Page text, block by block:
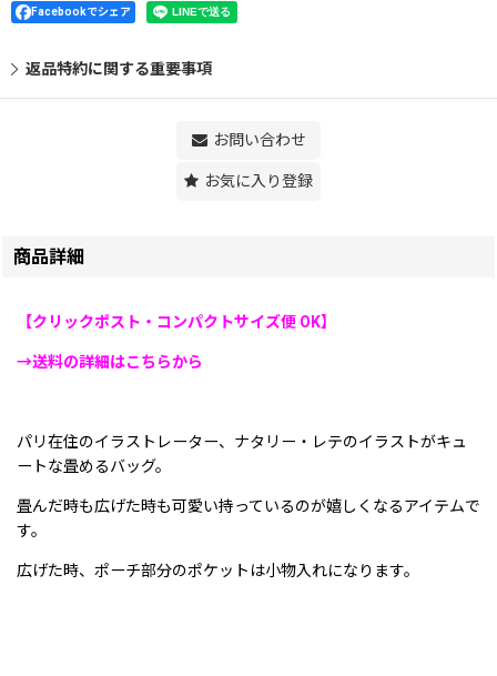
Facebookでシェア
返品特約に関する重要事項
お問い合わせ
お気に入り登録
商品詳細
【クリックポスト・コンパクトサイズ便 OK】
→送料の詳細はこちらから
パリ在住のイラストレーター、ナタリー・レテのイラストがキュ
ートな畳めるバッグ。
畳んだ時も広げた時も可愛い持っているのが嬉しくなるアイテムで
す。
広げた時、ポーチ部分のポケットは小物入れになります。